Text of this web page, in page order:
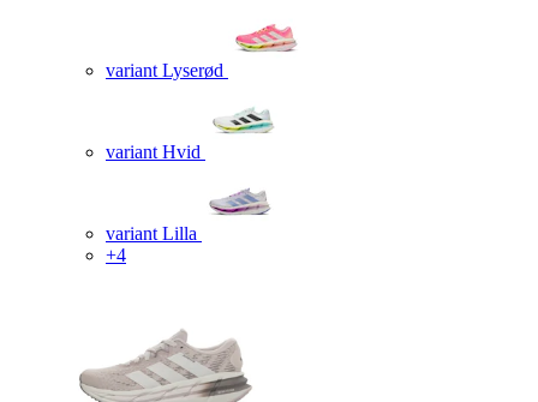
variant Lyserød
variant Hvid
variant Lilla
+4